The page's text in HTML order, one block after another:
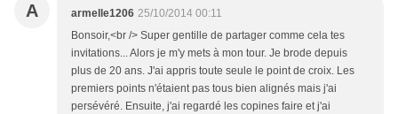
A armelle1206 25/10/2014 00:11
Bonsoir,<br /> Super gentille de partager comme cela tes
invitations... Alors je m'y mets à mon tour. Je brode depuis
plus de 20 ans. J'ai appris toute seule le point de croix. Les
premiers points n'étaient pas tous bien alignés mais j'ai
persévéré. Ensuite, j'ai regardé les copines faire et j'ai